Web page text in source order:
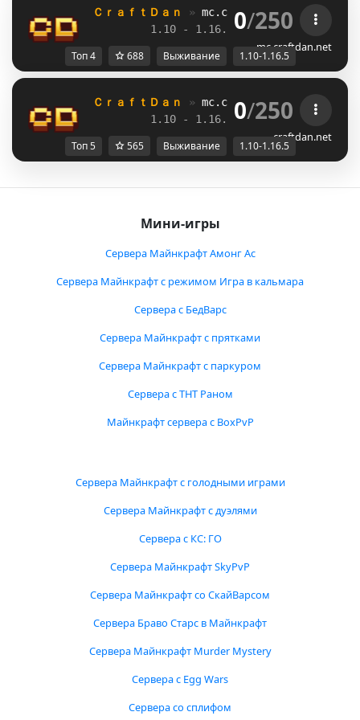
ＣｒａｆｔＤａｎ » mc.craftdan.net //
1.10 - 1.16.5 //
0/250
mc.craftdan.net
Топ 4 688 Выживание 1.10-1.16.5
ＣｒａｆｔＤａｎ » mc.craftdan.net //
1.10 - 1.16.5 //
0/250
craftdan.net
Топ 5 565 Выживание 1.10-1.16.5
Мини-игры
Сервера Майнкрафт Амонг Ас
Сервера Майнкрафт с режимом Игра в кальмара
Сервера с БедВарс
Сервера Майнкрафт с прятками
Сервера Майнкрафт с паркуром
Сервера с ТНТ Раном
Майнкрафт сервера с BoxPvP
Сервера Майнкрафт с голодными играми
Сервера Майнкрафт с дуэлями
Сервера с КС: ГО
Сервера Майнкрафт SkyPvP
Сервера Майнкрафт со СкайВарсом
Сервера Браво Старс в Майнкрафт
Сервера Майнкрафт Murder Mystery
Сервера с Egg Wars
Сервера со сплифом